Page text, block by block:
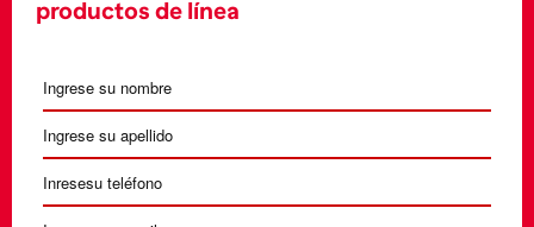
productos de línea